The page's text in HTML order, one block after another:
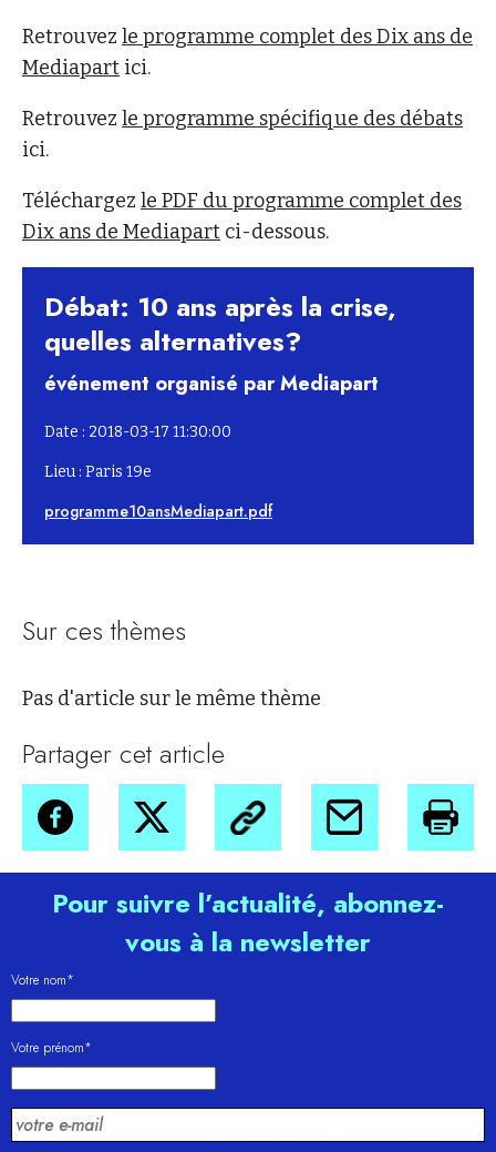
Retrouvez le programme complet des Dix ans de
Mediapart ici.
Retrouvez le programme spécifique des débats
ici.
Téléchargez le PDF du programme complet des
Dix ans de Mediapart ci-dessous.
Débat: 10 ans après la crise,
quelles alternatives?
événement organisé par Mediapart
Date : 2018-03-17 11:30:00
Lieu : Paris 19e
programme10ansMediapart.pdf
Sur ces thèmes
Pas d'article sur le même thème
Partager cet article
Pour suivre l’actualité, abonnez-
vous à la newsletter
Votre nom*
Votre prénom*